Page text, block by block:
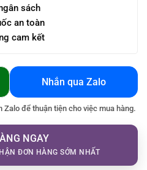
sách
an toàn
cam kết
Nhắn qua Zalo
Zalo để thuận tiện cho việc mua hàng.
NGAY
ĐƠN HÀNG SỚM NHẤT